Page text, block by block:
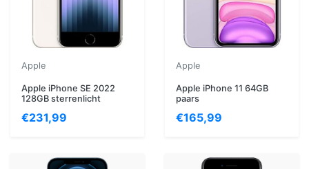
Apple
Apple iPhone SE 2022
128GB sterrenlicht
€231,99
Apple
Apple iPhone 11 64GB
paars
€165,99